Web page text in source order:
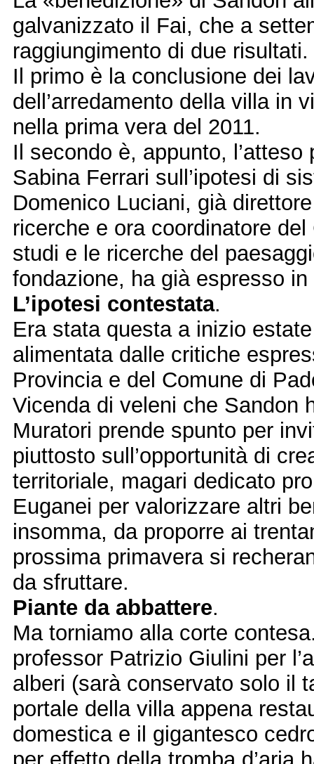
galvanizzato il Fai, che a
raggiungimento di due risultati.
Il primo è la conclusione dei
dell’arredamento della villa in
nella prima vera del 2011.
Il secondo è, appunto,
Sabina Ferrari sull’ipotesi di
Domenico Luciani, già
ricerche e ora coordinatore
studi e le ricerche del
fondazione, ha già espresso
L’ipotesi contestata.
Era stata questa a inizio
alimentata dalle critiche
Provincia e del Comune di
Vicenda di veleni che Sandon
Muratori prende spunto per
piuttosto sull’opportunità di
territoriale, magari dedicato
Euganei per valorizzare altri
insomma, da proporre ai
prossima primavera si
da sfruttare.
Piante da abbattere.
Ma torniamo alla corte
professor Patrizio Giulini per
alberi (sarà conservato solo il
portale della villa appena
domestica e il gigantesco